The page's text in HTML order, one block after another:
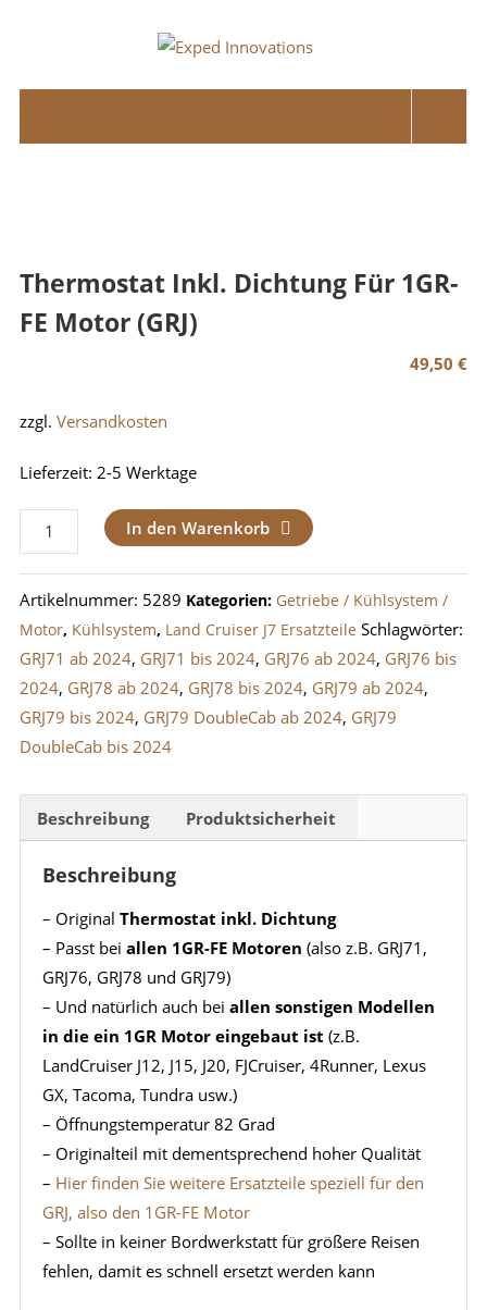
Exped
Thermostat Inkl. Dichtung Für 1GR-
FE Motor (GRJ)
49,50€
zzgl. Versandkosten
Lieferzeit: 2-5 Werktage
Thermostat
inkl.
Dichtung
für
1GR-
FE
Motor
(GRJ)
Menge
In den Warenkorb
Artikelnummer: 5289 Kategorien: Getriebe / Kühlsystem /
Motor, Kühlsystem, Land Cruiser J7 Ersatzteile Schlagwörter:
GRJ71 ab 2024, GRJ71 bis 2024, GRJ76 ab 2024, GRJ76 bis
2024, GRJ78 ab 2024, GRJ78 bis 2024, GRJ79 ab 2024,
GRJ79 bis 2024, GRJ79 DoubleCab ab 2024, GRJ79
DoubleCab bis 2024
Beschreibung Produktsicherheit
Beschreibung
– Original Thermostat inkl. Dichtung
– Passt bei allen 1GR-FE Motoren (also z.B. GRJ71,
GRJ76, GRJ78 und GRJ79)
– Und natürlich auch bei allen sonstigen Modellen
in die ein 1GR Motor eingebaut ist (z.B.
LandCruiser J12, J15, J20, FJCruiser, 4Runner, Lexus
GX, Tacoma, Tundra usw.)
– Öffnungstemperatur 82 Grad
– Originalteil mit dementsprechend hoher Qualität
– Hier finden Sie weitere Ersatzteile speziell für den
GRJ, also den 1GR-FE Motor
– Sollte in keiner Bordwerkstatt für größere Reisen
fehlen, damit es schnell ersetzt werden kann